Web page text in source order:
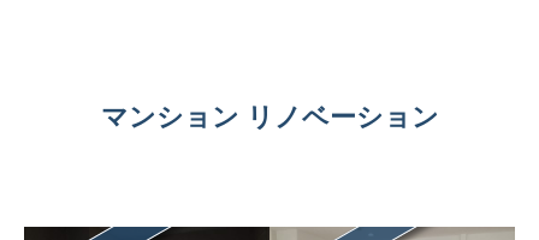
マンション リノベーション